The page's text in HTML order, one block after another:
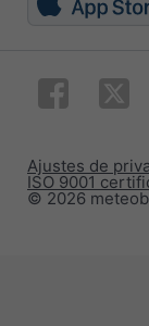
© 2026
ISO 9001
Ajustes de